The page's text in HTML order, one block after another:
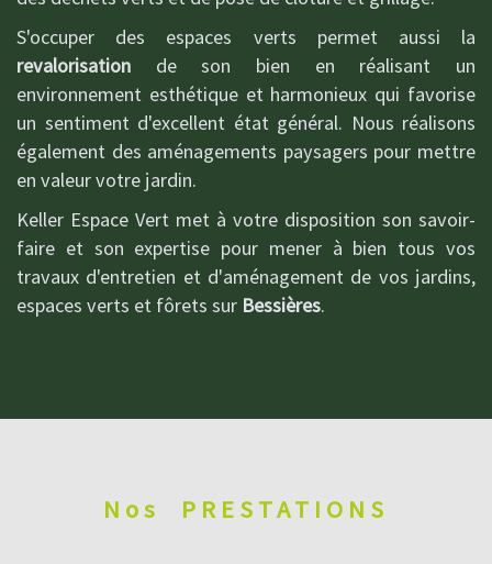
S'occuper des espaces verts permet aussi la
revalorisation de son bien en réalisant un
environnement esthétique et harmonieux qui favorise
un sentiment d'excellent état général. Nous réalisons
également des aménagements paysagers pour mettre
en valeur votre jardin.
Keller Espace Vert met à votre disposition son savoir-
faire et son expertise pour mener à bien tous vos
travaux d'entretien et d'aménagement de vos jardins,
espaces verts et fôrets sur Bessières.
Nos PRESTATIONS